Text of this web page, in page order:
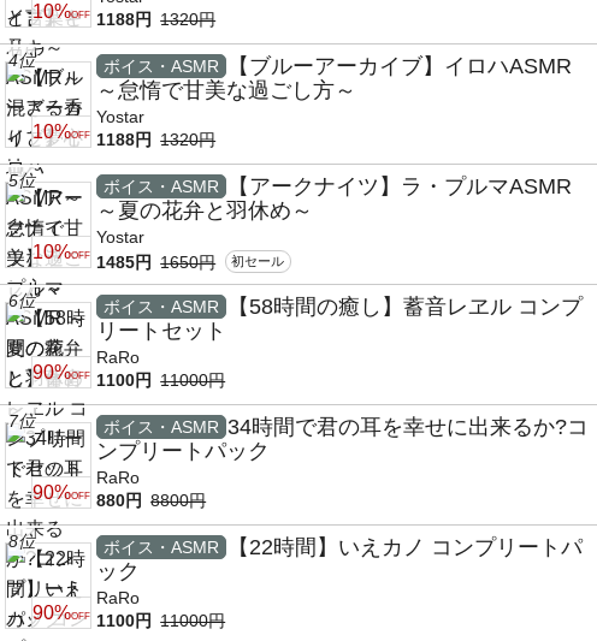
10%OFF
1188円 1320円
4位
10%OFF
ボイス・ASMR
【ブルーアーカイブ】イロハASMR
～怠惰で甘美な過ごし方～
Yostar
1188円 1320円
5位
10%OFF
ボイス・ASMR
【アークナイツ】ラ・プルマASMR
～夏の花弁と羽休め～
Yostar
1485円 1650円 初セール
6位
90%OFF
ボイス・ASMR
【58時間の癒し】蓄音レヱル コンプ
リートセット
RaRo
1100円 11000円
7位
90%OFF
ボイス・ASMR 34時間で君の耳を幸せに出来るか?コ
ンプリートパック
RaRo
880円 8800円
8位
90%OFF
ボイス・ASMR
【22時間】いえカノ コンプリートパ
ック
RaRo
1100円 11000円